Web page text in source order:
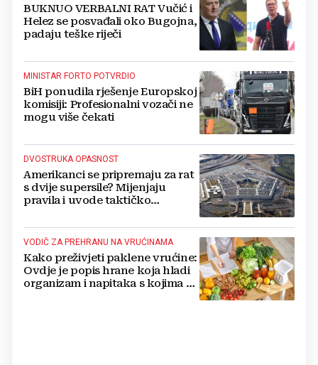
BUKNUO VERBALNI RAT Vučić i
Helez se posvađali oko Bugojna,
padaju teške riječi
MINISTAR FORTO POTVRDIO
BiH ponudila rješenje Europskoj
komisiji: Profesionalni vozači ne
mogu više čekati
DVOSTRUKA OPASNOST
Amerikanci se pripremaju za rat
s dvije supersile? Mijenjaju
pravila i uvode taktičko
VODIČ ZA PREHRANU NA VRUĆINAMA
Kako preživjeti paklene vrućine:
Ovdje je popis hrane koja hladi
organizam i napitaka s kojima si